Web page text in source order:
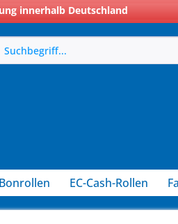
innerhalb Deutschland
Bonrollen EC-Cash-Rollen